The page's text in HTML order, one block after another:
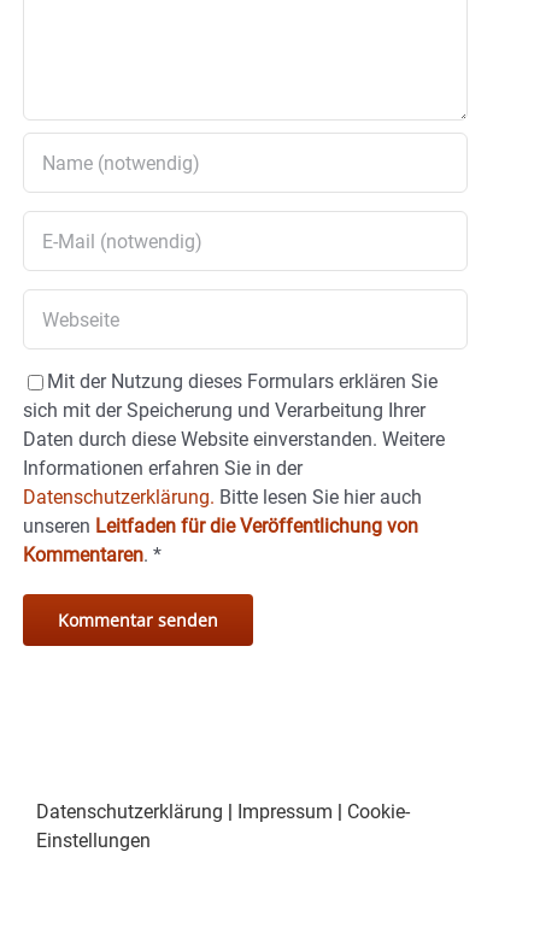
Mit der Nutzung dieses Formulars erklären Sie
sich mit der Speicherung und Verarbeitung Ihrer
Daten durch diese Website einverstanden. Weitere
Informationen erfahren Sie in der
Datenschutzerklärung. Bitte lesen Sie hier auch
unseren Leitfaden für die Veröffentlichung von
Kommentaren. *
Datenschutzerklärung Impressum
Cookie-
Einstellungen